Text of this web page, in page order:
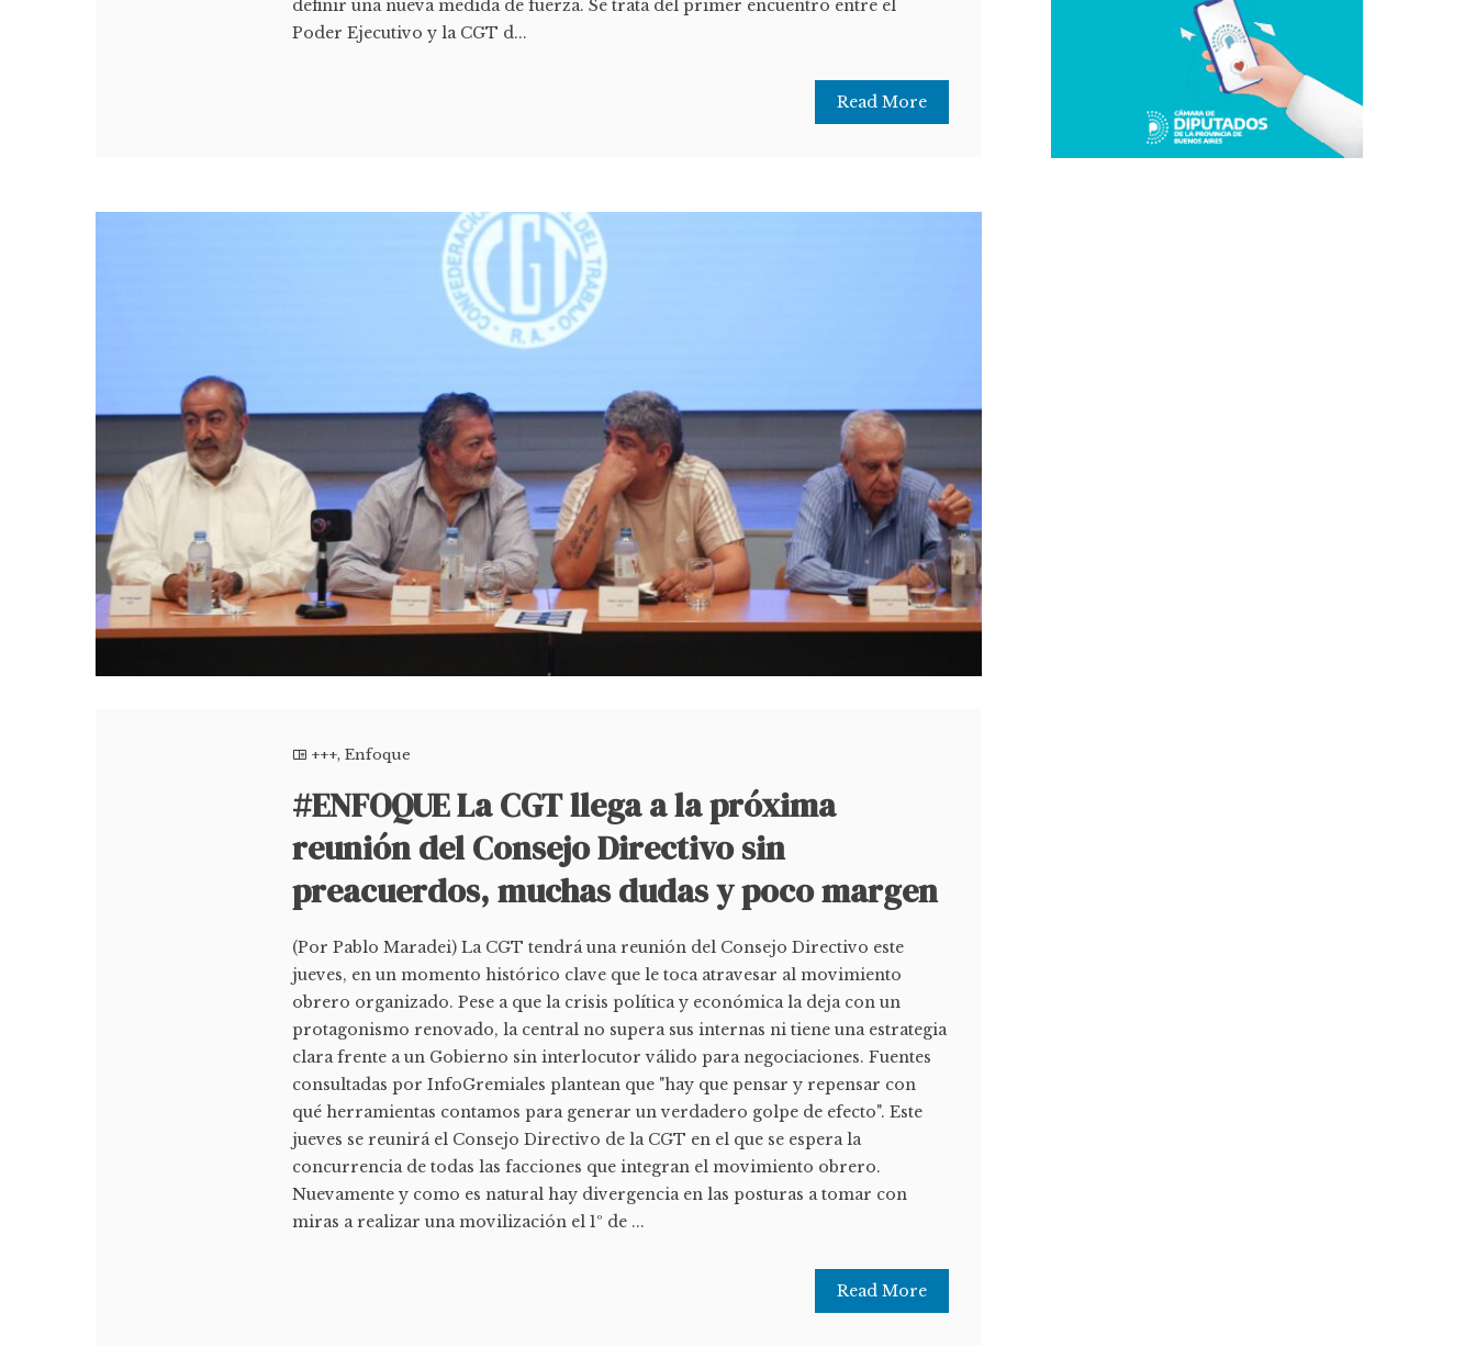
definir una nueva medida de fuerza. Se trata del primer encuentro entre el
Poder Ejecutivo y la CGT d...
Read More
+++,Enfoque
#ENFOQUE La CGT llega a la próxima
reunión del Consejo Directivo sin
preacuerdos, muchas dudas y poco margen
(Por Pablo Maradei) La CGT tendrá una reunión del Consejo Directivo este
jueves, en un momento histórico clave que le toca atravesar al movimiento
obrero organizado. Pese a que la crisis política y económica la deja con un
protagonismo renovado, la central no supera sus internas ni tiene una estrategia
clara frente a un Gobierno sin interlocutor válido para negociaciones. Fuentes
consultadas por InfoGremiales plantean que "hay que pensar y repensar con
qué herramientas contamos para generar un verdadero golpe de efecto". Este
jueves se reunirá el Consejo Directivo de la CGT en el que se espera la
concurrencia de todas las facciones que integran el movimiento obrero.
Nuevamente y como es natural hay divergencia en las posturas a tomar con
miras a realizar una movilización el 1º de ...
Read More